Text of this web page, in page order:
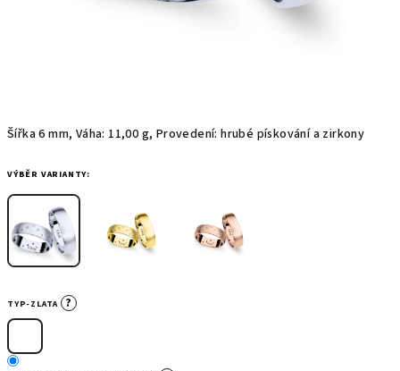
Šířka 6 mm, Váha: 11,00 g, Provedení: hrubé pískování a zirkony
VÝBĚR VARIANTY:
TYP-ZLATA ?